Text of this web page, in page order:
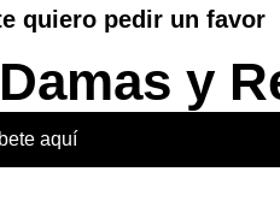
quiero pedir un favor
y
aquí